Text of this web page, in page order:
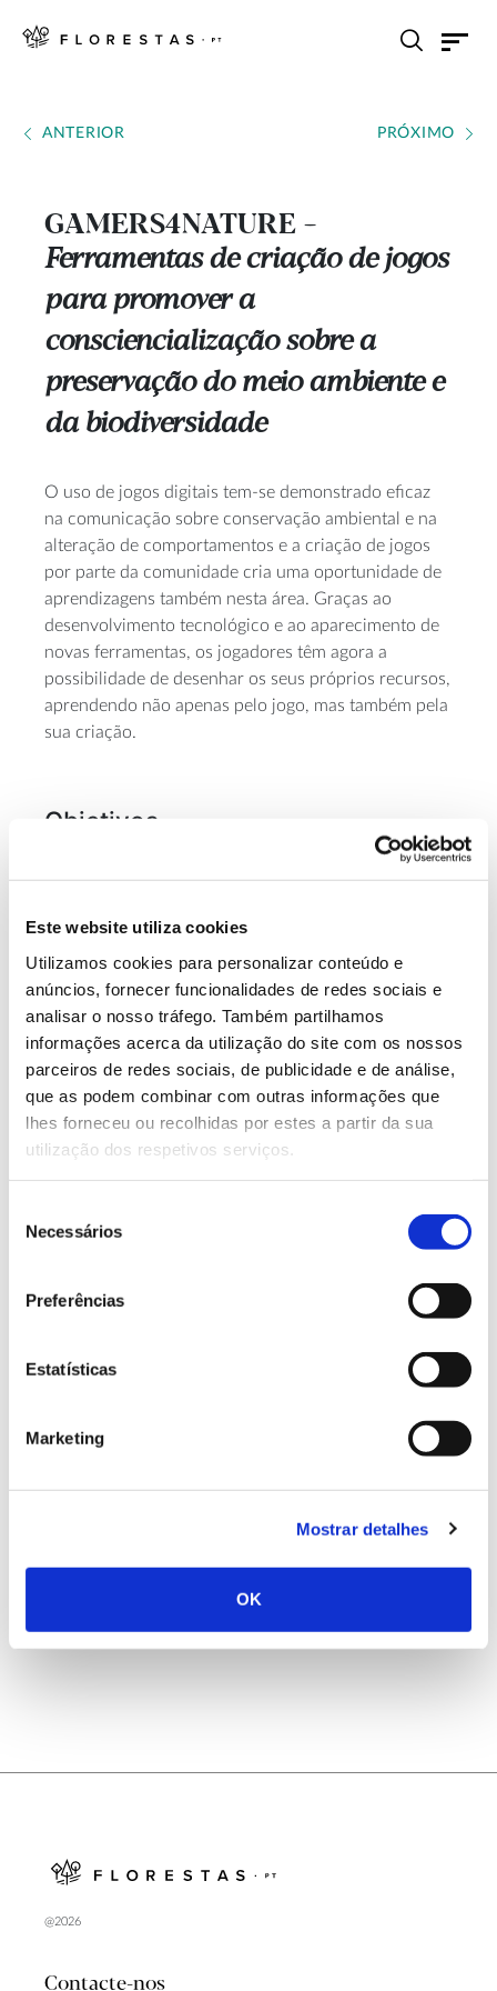
Este website utiliza cookies
Utilizamos cookies para personalizar conteúdo e
anúncios, fornecer funcionalidades de redes sociais e
analisar o nosso tráfego. Também partilhamos
informações acerca da utilização do site com os nossos
parceiros de redes sociais, de publicidade e de análise,
que as podem combinar com outras informações que
lhes forneceu ou recolhidas por estes a partir da sua
utilização dos respetivos serviços.
Necessários
Preferências
Estatísticas
Marketing
Mostrar detalhes
OK
ANTERIOR PRÓXIMO
GAMERS4NATURE ---
Ferramentas de criação de jogos
para promover a
consciencialização sobre a
preservação do meio ambiente e
da biodiversidade
O uso de jogos digitais tem-se demonstrado eficaz
na comunicação sobre conservação ambiental e na
alteração de comportamentos e a criação de jogos
por parte da comunidade cria uma oportunidade de
aprendizagens também nesta área. Graças ao
desenvolvimento tecnológico e ao aparecimento de
novas ferramentas, os jogadores têm agora a
possibilidade de desenhar os seus próprios recursos,
aprendendo não apenas pelo jogo, mas também pela
sua criação.
Objetivos
– Elaborar e implementar estratégias capazes de
incentivar a participação ativa de públicos jovens
na criação de jogos para dispositivos móveis, como
forma de promover uma mudança de
comportamento e consciencialização em relação ao
meio ambiente, fomentando o conhecimento sobre a
conservação ambiental e biodiversidade.
– Criar um repositório online para divulgar os jogos
desenvolvidos e publicações científicas.
– Organizar um seminário final para divulgar os
resultados obtidos, envolvendo escolas e
universidades.
Unidade de Investigação DigiMediada Universidade
Concluído em 2021
@2026
Contacte-nos